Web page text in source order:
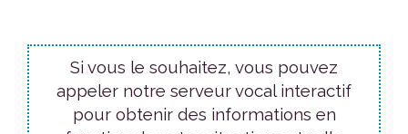
Si vous le souhaitez, vous pouvez
appeler notre serveur vocal interactif
pour obtenir des informations en